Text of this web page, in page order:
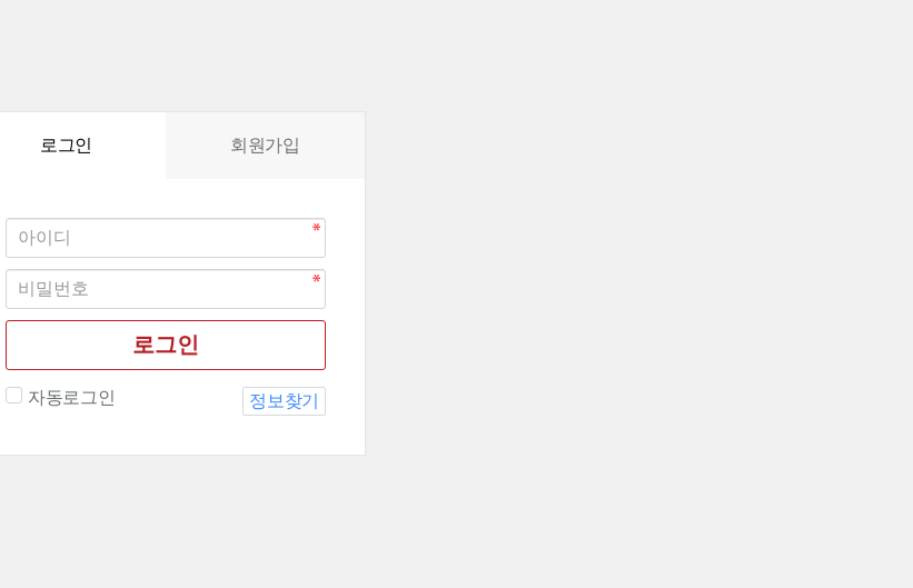
로그인 회원가입
로그인
자동로그인 정보찾기